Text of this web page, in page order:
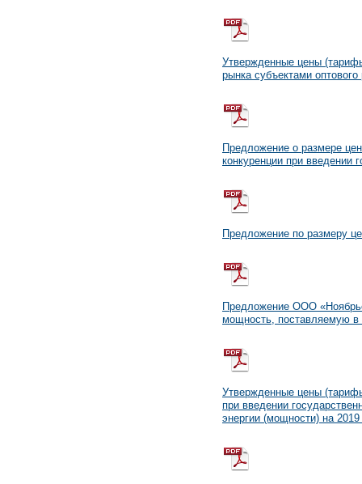
Утвержденные цены
рынка субъектами
Предложение о размере
конкуренции при введении
Предложение по размеру
Предложение ООО
мощность, поставляемую в
Утвержденные цены
при введении
энергии (мощности) на 2019